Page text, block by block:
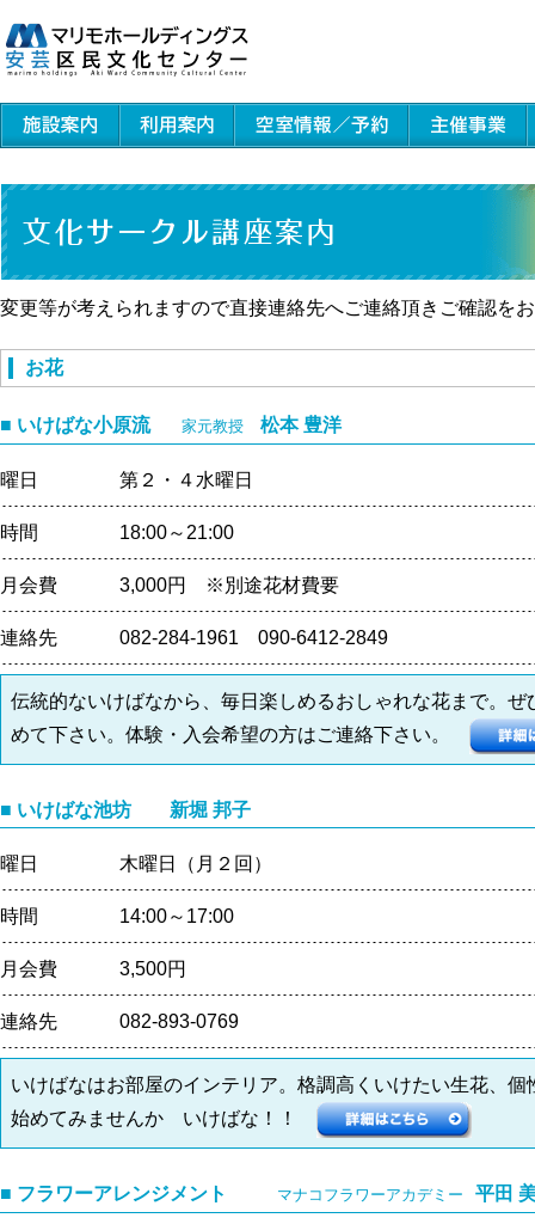
変更等が考えられますので直接連絡先へご連絡頂きご確認を
お花
■ いけばな小原流 家元教授 松本 豊洋
曜日 第２・４水曜日
時間 18:00～21:00
月会費 3,000円 ※別途花材費要
連絡先 082-284-1961 090-6412-2849
伝統的ないけばなから、毎日楽しめるおしゃれな花まで。
めて下さい。体験・入会希望の方はご連絡下さい。
■ いけばな池坊 新堀 邦子
曜日 木曜日（月２回）
時間 14:00～17:00
月会費 3,500円
連絡先 082-893-0769
いけばなはお部屋のインテリア。格調高くいけたい生花、
始めてみませんか いけばな！！
■ フラワーアレンジメント マナコフラワーアカデミー 平田